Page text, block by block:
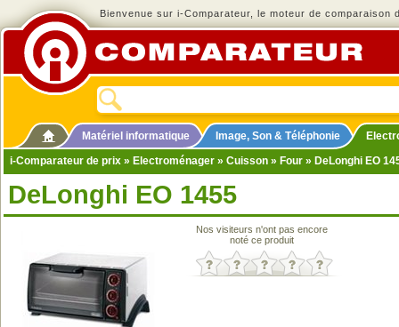
Bienvenue sur i-Comparateur, le moteur de comparaison
Matériel informatique Image, Son & Téléphonie
i-Comparateur de prix » Electroménager » Cuisson » Four » DeLonghi EO
DeLonghi EO 1455
Nos visiteurs n'ont pas encore
noté ce produit